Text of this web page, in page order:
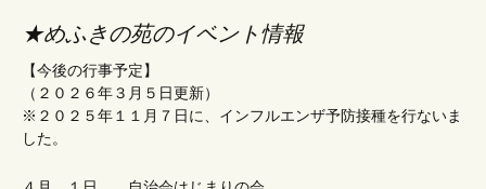
★めふきの苑のイベント情報
【今後の行事予定】
（２０２６年３月５日更新）
※２０２５年１１月７日に、インフルエンザ予防接種を行ないま
した。